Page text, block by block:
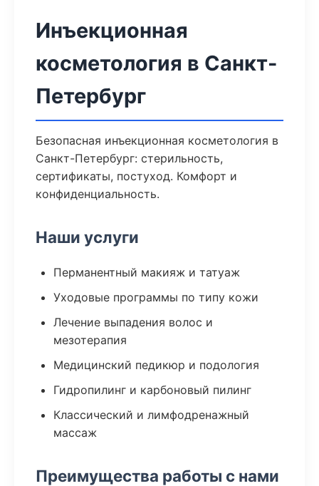
Инъекционная
косметология в Санкт-
Петербург
Безопасная инъекционная косметология в
Санкт-Петербург: стерильность,
сертификаты, постуход. Комфорт и
конфиденциальность.
Наши услуги
Перманентный макияж и татуаж
Уходовые программы по типу кожи
Лечение выпадения волос и
мезотерапия
Медицинский педикюр и подология
Гидропилинг и карбоновый пилинг
Классический и лимфодренажный
массаж
Преимущества работы с нами